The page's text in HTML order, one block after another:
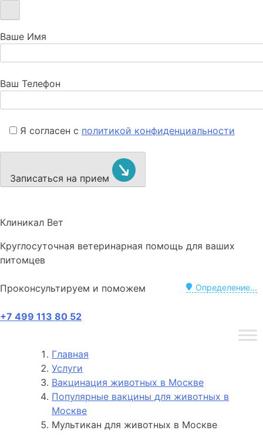
Ваше Имя
Ваш Телефон
Я согласен с политикой конфиденциальности
Записаться на прием
Клиникал Вет
Круглосуточная ветеринарная помощь для ваших
питомцев
Определение...
Проконсультируем и поможем
+7 499 113 80 52
Главная
Услуги
Вакцинация животных в Москве
Популярные вакцины для животных в
Москве
Мультикан для животных в Москве